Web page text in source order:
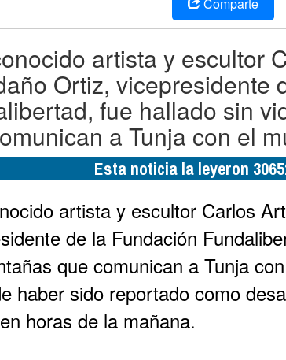
artista y escultor
Ortiz, vicepresidente
fue hallado sin
a Tunja con el
Esta noticia la leyeron
artista y escultor Carlos
de la Fundación
que comunican a Tunja
haber sido reportado como
horas de la mañana.